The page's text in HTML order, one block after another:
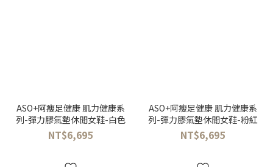
ASO+阿瘦足健康 肌力健康系
列-彈力膠氣墊休閒女鞋-白色
NT$6,695
ASO+阿瘦足健康 肌力健康系
列-彈力膠氣墊休閒女鞋-粉紅
NT$6,695